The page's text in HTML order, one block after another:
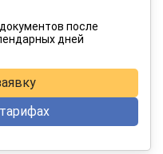
на 12 месяцев
после
дней